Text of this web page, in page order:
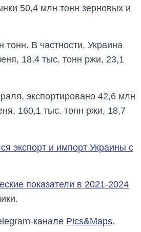
50,4 млн тонн зерновых и
В частности, Украина
18,4 тыс. тонн ржи, 23,1
экспортировано 42,6 млн
160,1 тыс. тонн ржи, 18,7
экспорт и импорт Украины с
показатели в 2021-2024
канале Pics&Maps.